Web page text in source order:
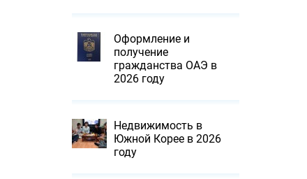
Оформление и
получение
гражданства ОАЭ в
2026 году
Недвижимость в
Южной Корее в 2026
году